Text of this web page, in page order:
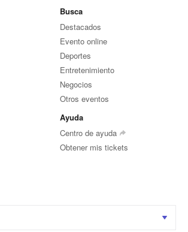
Busca
Destacados
Evento online
Deportes
Entretenimiento
Negocios
Otros eventos
Ayuda
Centro de ayuda
Obtener mis tickets